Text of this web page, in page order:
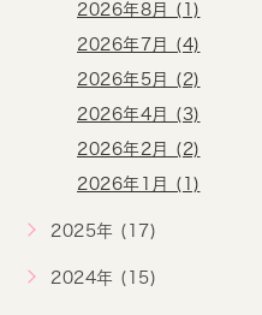
2026年8月 (1)
2026年7月 (4)
2026年5月 (2)
2026年4月 (3)
2026年2月 (2)
2026年1月 (1)
2025年 (17)
2024年 (15)